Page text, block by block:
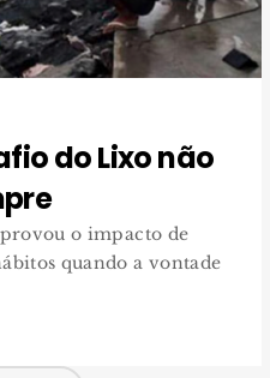
do Lixo não
o impacto de
quando a vontade